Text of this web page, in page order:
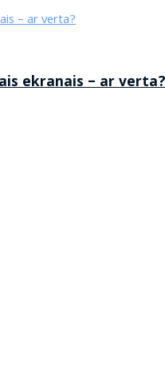
ekranais – ar verta?